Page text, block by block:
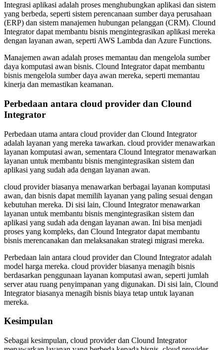
Integrasi aplikasi adalah proses menghubungkan aplikasi dan sistem
yang berbeda, seperti sistem perencanaan sumber daya perusahaan
(ERP) dan sistem manajemen hubungan pelanggan (CRM). Clound
Integrator dapat membantu bisnis mengintegrasikan aplikasi mereka
dengan layanan awan, seperti AWS Lambda dan Azure Functions.
Manajemen awan adalah proses memantau dan mengelola sumber
daya komputasi awan bisnis. Clound Integrator dapat membantu
bisnis mengelola sumber daya awan mereka, seperti memantau
kinerja dan memastikan keamanan.
Perbedaan antara cloud provider dan Clound
Integrator
Perbedaan utama antara cloud provider dan Clound Integrator
adalah layanan yang mereka tawarkan. cloud provider menawarkan
layanan komputasi awan, sementara Clound Integrator menawarkan
layanan untuk membantu bisnis mengintegrasikan sistem dan
aplikasi yang sudah ada dengan layanan awan.
cloud provider biasanya menawarkan berbagai layanan komputasi
awan, dan bisnis dapat memilih layanan yang paling sesuai dengan
kebutuhan mereka. Di sisi lain, Clound Integrator menawarkan
layanan untuk membantu bisnis mengintegrasikan sistem dan
aplikasi yang sudah ada dengan layanan awan. Ini bisa menjadi
proses yang kompleks, dan Clound Integrator dapat membantu
bisnis merencanakan dan melaksanakan strategi migrasi mereka.
Perbedaan lain antara cloud provider dan Clound Integrator adalah
model harga mereka. cloud provider biasanya menagih bisnis
berdasarkan penggunaan layanan komputasi awan, seperti jumlah
server atau ruang penyimpanan yang digunakan. Di sisi lain, Clound
Integrator biasanya menagih bisnis biaya tetap untuk layanan
mereka.
Kesimpulan
Sebagai kesimpulan, cloud provider dan Clound Integrator